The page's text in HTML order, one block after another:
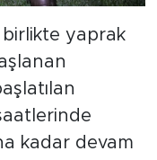
birlikte yaprak
kadar devam